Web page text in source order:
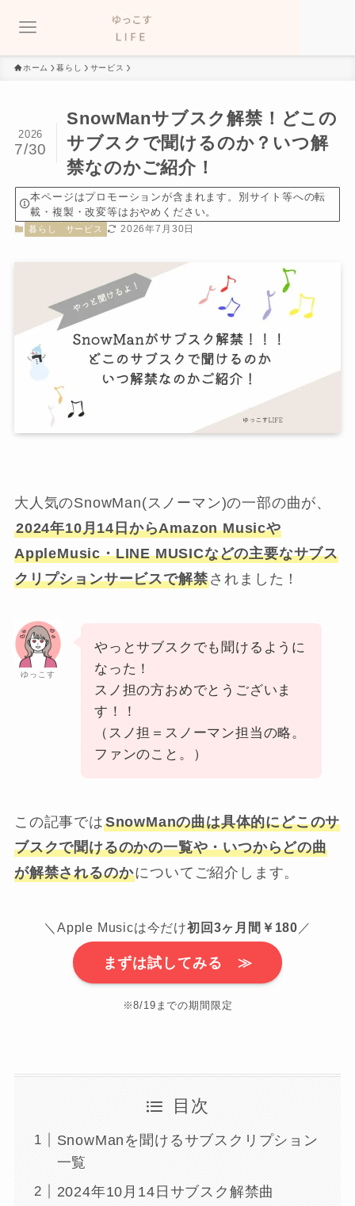
ホーム 暮らし サービス
SnowManサブスク解禁！どこの
サブスクで聞けるのか？いつ解
禁なのかご紹介！
2026
7/30
本ページはプロモーションが含まれます。別サイト等への転
載・複製・改変等はおやめください。
暮らし サービス 2026年7月30日
大人気のSnowMan(スノーマン)の一部の曲が、
2024年10月14日からAmazon Musicや
AppleMusic・LINE MUSICなどの主要なサブス
クリプションサービスで解禁されました！
ゆっこす
やっとサブスクでも聞けるように
なった！
スノ担の方おめでとうございま
す！！
（スノ担＝スノーマン担当の略。
ファンのこと。）
この記事ではSnowManの曲は具体的にどこのサ
ブスクで聞けるのかの一覧や・いつからどの曲
が解禁されるのかについてご紹介します。
＼Apple Musicは今だけ初回3ヶ月間￥180 ／
まずは試してみる ≫
※8/19までの期間限定
目次
SnowManを聞けるサブスクリプション
一覧
2024年10月14日サブスク解禁曲